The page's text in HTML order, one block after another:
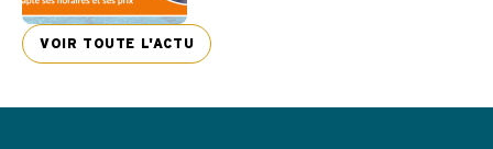
VOIR TOUTE L'ACTU